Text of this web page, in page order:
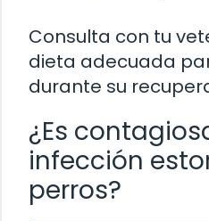
Consulta con tu
dieta adecuada
durante su
¿Es
infección
perros?